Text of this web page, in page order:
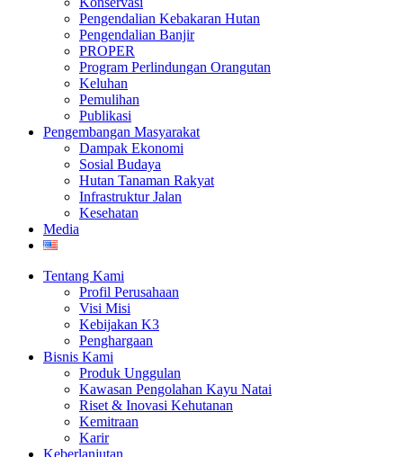
Pengendalian Kebakaran Hutan
Pengendalian Banjir
PROPER
Program Perlindungan Orangutan
Keluhan
Pemulihan
Publikasi
Pengembangan Masyarakat
Dampak Ekonomi
Sosial Budaya
Hutan Tanaman Rakyat
Infrastruktur Jalan
Kesehatan
Media
Tentang Kami
Profil Perusahaan
Visi Misi
Kebijakan K3
Penghargaan
Bisnis Kami
Produk Unggulan
Kawasan Pengolahan Kayu Natai
Riset & Inovasi Kehutanan
Kemitraan
Karir
Keberlanjutan